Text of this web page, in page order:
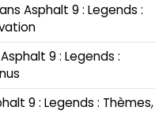
Asphalt 9 : Legends :
9 : Legends :
9 : Legends : Thèmes,